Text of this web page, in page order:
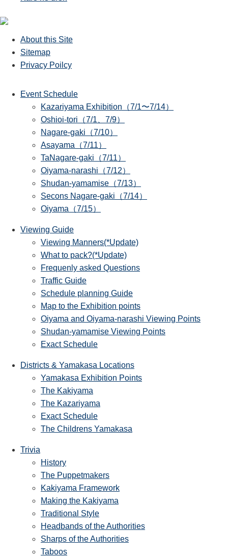
About this Site
Sitemap
Privacy Poilcy
Event Schedule
Kazariyama Exhibition（7/1〜7/14）
Oshioi-tori（7/1、7/9）
Nagare-gaki（7/10）
Asayama（7/11）
TaNagare-gaki（7/11）
Oiyama-narashi（7/12）
Shudan-yamamise（7/13）
Secons Nagare-gaki（7/14）
Oiyama（7/15）
Viewing Guide
Viewing Manners(*Update)
What to pack?(*Update)
Frequenly asked Questions
Traffic Guide
Schedule planning Guide
Map to the Exhibition points
Oiyama and Oiyama-narashi Viewing Points
Shudan-yamamise Viewing Points
Exact Schedule
Districts & Yamakasa Locations
Yamakasa Exhibition Points
The Kakiyama
The Kazariyama
Exact Schedule
The Childrens Yamakasa
Trivia
History
The Puppetmakers
Kakiyama Framework
Making the Kakiyama
Traditional Style
Headbands of the Authorities
Sharps of the Authorities
Taboos